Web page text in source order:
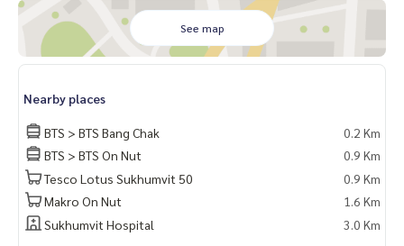
- ฟิตเนส
- ห้องเด็กเล่น
- Co-Working Space
- Access Card Control
- รปภ. 24 ชม.
- ลิฟต์ล๊อคชั้น
- ร้านกาแฟ Starbucks (ภายในคอนโด)
- ร้านสะดวกซื้อ 7-11 (ภายในคอนโด)
📍สถานที่ใกล้เคียง :
- ติดรถไฟฟ้า BTS บางจาก
- 7-11 ปากซอยสุขุมวิท 93 : 30 ม.
See map
Nearby places
BTS > BTS Bang Chak
0.2 Km
BTS > BTS On Nut
0.9 Km
Tesco Lotus Sukhumvit 50
0.9 Km
Makro On Nut
1.6 Km
Sukhumvit Hospital
3.0 Km